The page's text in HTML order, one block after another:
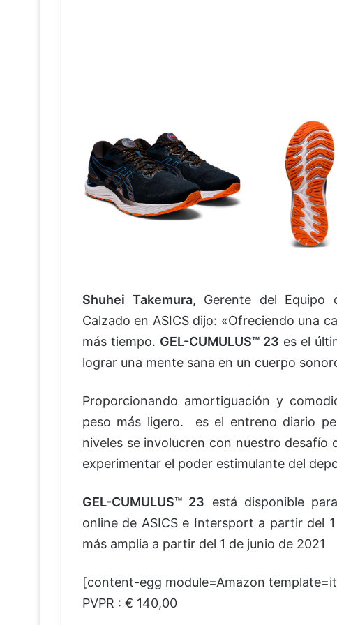
Shuhei Takemura, Gerente del Equipo
Calzado en ASICS dijo: «Ofreciendo una
más tiempo. GEL-CUMULUS™ 23 es el
lograr una mente sana en un cuerpo
Proporcionando amortiguación y
peso más ligero. es el entreno diario
niveles se involucren con nuestro desafío
experimentar el poder estimulante del
GEL-CUMULUS™ 23 está disponible
online de ASICS e Intersport a partir del
más amplia a partir del 1 de junio de 2021
[content-egg module=Amazon
PVPR : € 140,00